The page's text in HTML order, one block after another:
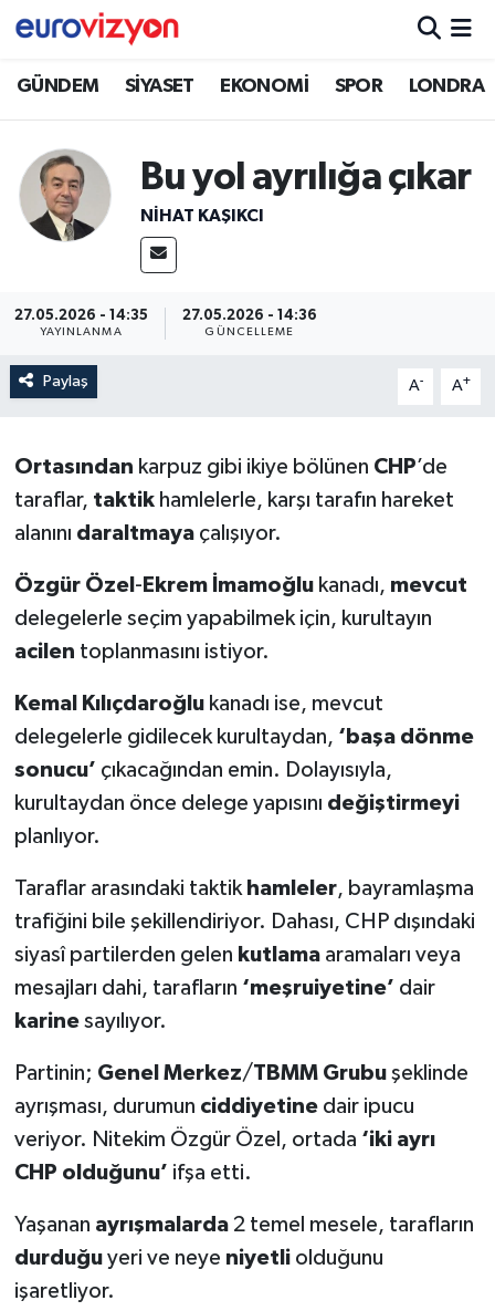
GÜNDEM SİYASET EKONOMİ SPOR LONDRA
Bu yol ayrılığa çıkar
NİHAT KAŞIKCI
27.05.2026 - 14:35
YAYINLANMA
27.05.2026 - 14:36
GÜNCELLEME
Paylaş A- A+
Ortasından karpuz gibi ikiye bölünen CHP’de
taraflar, taktikhamlelerle, karşı tarafın hareket
alanını daraltmayaçalışıyor.
Özgür Özel - Ekrem İmamoğlukanadı, mevcut
delegelerle seçim yapabilmek için, kurultayın
acilen toplanmasını istiyor.
Kemal Kılıçdaroğlukanadı ise, mevcut
delegelerle gidilecek kurultaydan, ‘başa dönme
sonucu’ çıkacağından emin. Dolayısıyla,
kurultaydan önce delege yapısını değiştirmeyi
planlıyor.
Taraflar arasındaki taktik hamleler, bayramlaşma
trafiğini bile şekillendiriyor. Dahası, CHP dışındaki
siyasî partilerden gelen kutlamaaramaları veya
mesajları dahi, tarafların ‘meşruiyetine’ dair
karinesayılıyor.
Partinin; Genel Merkez/TBMM Grubuşeklinde
ayrışması, durumun ciddiyetinedair ipucu
veriyor. Nitekim Özgür Özel, ortada ‘iki ayrı
CHP olduğunu’ ifşa etti.
Yaşanan ayrışmalarda2 temel mesele, tarafların
durduğuyeri ve neye niyetliolduğunu
işaretliyor.